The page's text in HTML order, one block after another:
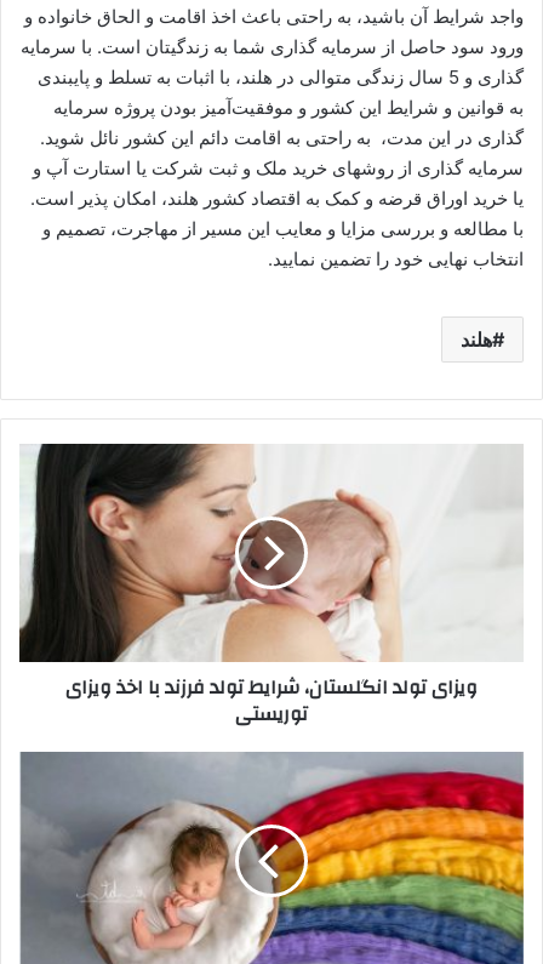
واجد شرایط آن باشید، به راحتی باعث اخذ اقامت و الحاق خانواده و
ورود سود حاصل از سرمایه گذاری شما به زندگیتان است. با سرمایه
گذاری و 5 سال زندگی متوالی در هلند، با اثبات به تسلط و پایبندی
به قوانین و شرایط این کشور و موفقیت‌آمیز بودن پروژه سرمایه
گذاری در این مدت، به راحتی به اقامت دائم این کشور نائل شوید.
سرمایه گذاری از روشهای خرید ملک و ثبت شرکت یا استارت آپ و
یا خرید اوراق قرضه و کمک به اقتصاد کشور هلند، امکان پذیر است.
با مطالعه و بررسی مزایا و معایب این مسیر از مهاجرت، تصمیم و
انتخاب نهایی خود را تضمین نمایید.
هلند
ویزای
توریستیویزای تولد انگلستان، شرایط تولد فرزند با اخذ ویزای
توریستی
به
هلند
از
طریق
تولد
فرزند